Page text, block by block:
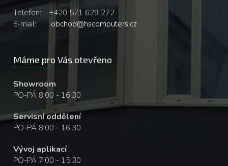
Telefon:
+420 571 629 272
E-mail:
obchod@hscomputers.cz
Máme pro Vás otevřeno
Showroom
PO-PÁ 8:00 - 16:30
Servisní oddělení
PO-PÁ 8:00 - 16:30
Vývoj aplikací
PO-PÁ 7:00 - 15:30